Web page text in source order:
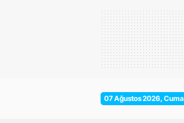
07 Ağustos 2026, Cuma